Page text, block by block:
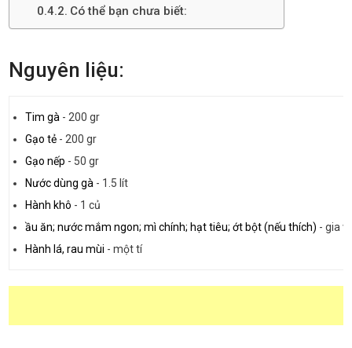
Có thể bạn chưa biết:
Nguyên liệu:
Tim gà - 200 gr
Gạo tẻ - 200 gr
Gạo nếp - 50 gr
Nước dùng gà - 1.5 lít
Hành khô - 1 củ
ầu ăn; nước mắm ngon; mì chính; hạt tiêu; ớt bột (nếu thích) -gia vị
Hành lá, rau mùi -một tí